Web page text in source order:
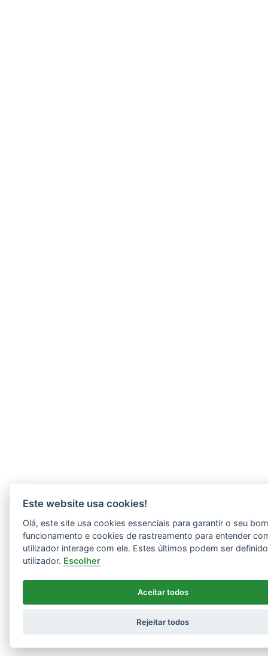
Este website usa cookies!
Olá, este site usa cookies essenciais para garantir o seu
funcionamento e cookies de rastreamento para entender
utilizador interage com ele. Estes últimos podem ser
utilizador. Escolher
Aceitar todos
Rejeitar todos